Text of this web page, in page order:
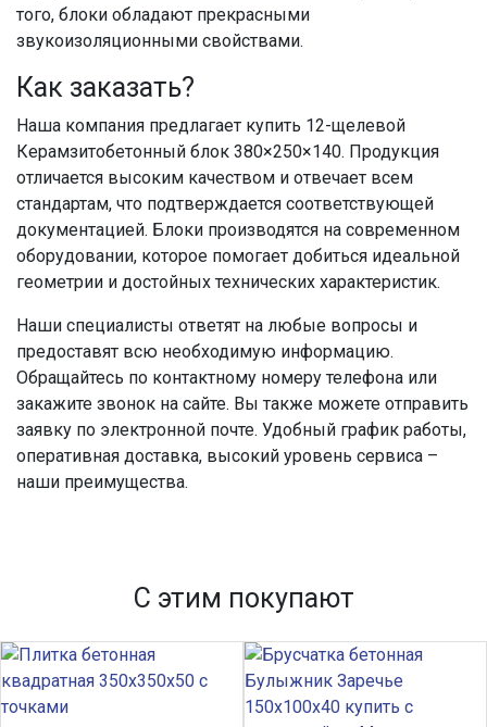
того, блоки обладают прекрасными
звукоизоляционными свойствами.
Как заказать?
Наша компания предлагает купить 12-щелевой
Керамзитобетонный блок 380×250×140. Продукция
отличается высоким качеством и отвечает всем
стандартам, что подтверждается соответствующей
документацией. Блоки производятся на современном
оборудовании, которое помогает добиться идеальной
геометрии и достойных технических характеристик.
Наши специалисты ответят на любые вопросы и
предоставят всю необходимую информацию.
Обращайтесь по контактному номеру телефона или
закажите звонок на сайте. Вы также можете отправить
заявку по электронной почте. Удобный график работы,
оперативная доставка, высокий уровень сервиса –
наши преимущества.
С этим покупают